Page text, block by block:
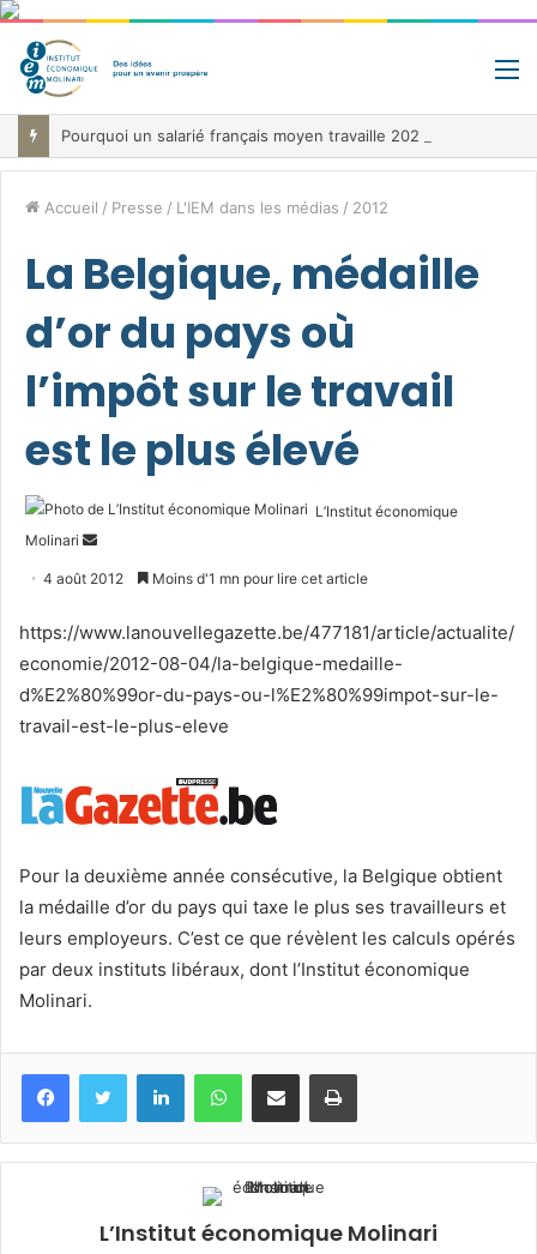
Accueil / Presse / L'IEM dans les médias / 2012
La Belgique, médaille
d’or du pays où
l’impôt sur le travail
est le plus élevé
L’Institut économique
Molinari
Envoyer
4 août 2012 Moins d'1 mn pour lire cet article
https://www.lanouvellegazette.be/477181/article/actualite/
economie/2012-08-04/la-belgique-medaille-
d%E2%80%99or-du-pays-ou-l%E2%80%99impot-sur-le-
travail-est-le-plus-eleve
Pour la deuxième année consécutive, la Belgique obtient
la médaille d’or du pays qui taxe le plus ses travailleurs et
leurs employeurs. C’est ce que révèlent les calculs opérés
par deux instituts libéraux, dont l’Institut économique
Molinari.
FacebookTwitter LinkedinWhatsApp
Partagez par mail Imprimez
L’Institut économique Molinari